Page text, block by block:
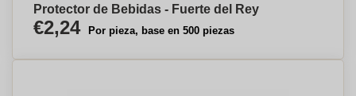
Protector de Bebidas - Fuerte del Rey
€2,24 Por pieza, base en 500 piezas